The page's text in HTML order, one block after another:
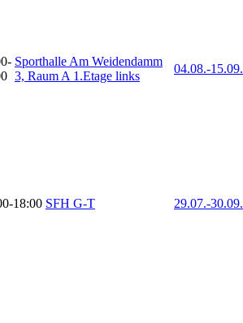
Sporthalle Am Weidendamm
3, Raum A 1.Etage links
04.08.-15.09.
18:00 SFH G-T 29.07.-30.09.